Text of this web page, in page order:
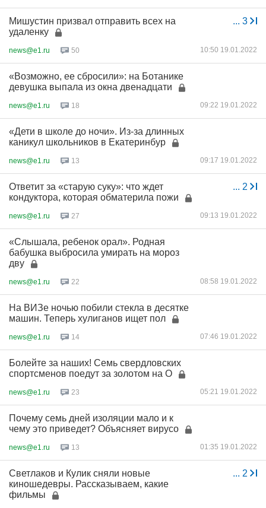
... 3
Мишустин призвал отправить всех на
удаленку
news@e1.ru 50 10:50 19.01.2022
«Возможно, ее сбросили»: на Ботанике
девушка выпала из окна двенадцати
news@e1.ru 18 09:22 19.01.2022
«Дети в школе до ночи». Из-за длинных
каникул школьников в Екатеринбур
news@e1.ru 13 09:17 19.01.2022
... 2
Ответит за «старую суку»: что ждет
кондуктора, которая обматерила пожи
news@e1.ru 27 09:13 19.01.2022
«Слышала, ребенок орал». Родная
бабушка выбросила умирать на мороз
дву
news@e1.ru 22 08:58 19.01.2022
На ВИЗе ночью побили стекла в десятке
машин. Теперь хулиганов ищет пол
news@e1.ru 14 07:46 19.01.2022
Болейте за наших! Семь свердловских
спортсменов поедут за золотом на О
news@e1.ru 23 05:21 19.01.2022
Почему семь дней изоляции мало и к
чему это приведет? Объясняет вирусо
news@e1.ru 13 01:35 19.01.2022
... 2
Светлаков и Кулик сняли новые
киношедевры. Рассказываем, какие
фильмы